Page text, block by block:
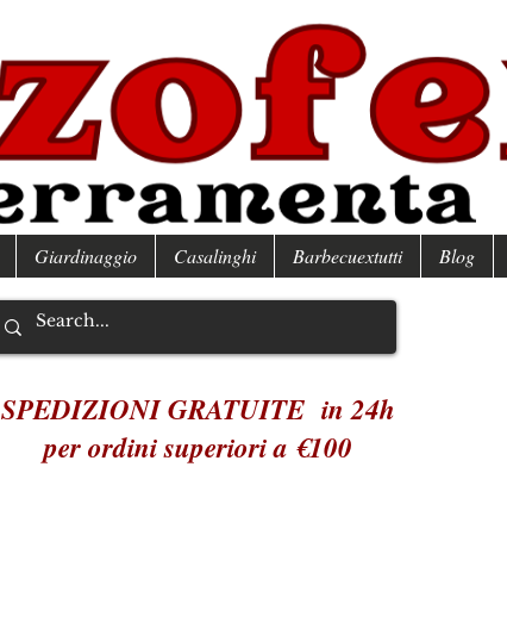
Giardinaggio Casalinghi Barbecuextutti Blog
SPEDIZIONI GRATUITE in 24h
per ordini superiori a €100